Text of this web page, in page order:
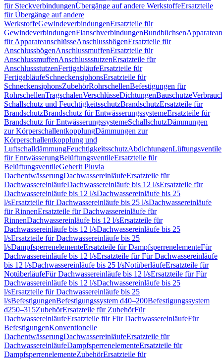
für SteckverbindungenÜbergänge auf andere WerkstoffeErsatzteile
für Übergänge auf andere
WerkstoffeGewindeverbindungenErsatzteile für
GewindeverbindungenFlanschverbindungenBundbüchsen
für ApparateanschlüsseAnschlussbögenErsatzteile für
AnschlussbögenAnschlussmuffenErsatzteile für
AnschlussmuffenAnschlussstutzenErsatzteile für
AnschlussstutzenFertigabläufeErsatzteile für
FertigabläufeSchneckensiphonsErsatzteile für
SchneckensiphonsZubehörRohrschellenBefestigungen für
RohrschellenTragschalenVerschlüsseDichtungenBauschutze
Schallschutz und FeuchtigkeitsschutzBrandschutzErsatzteile für
BrandschutzBrandschutz für EntwässerungssystemeErsatzteile für
Brandschutz für EntwässerungssystemeSchallschutzDämmungen
zur KörperschallentkopplungDämmungen zur
Körperschallentkopplung und
LuftschalldämmungFeuchtigkeitsschutzAbdichtungenLüftungsventile
für EntwässerungBelüftungsventileErsatzteile für
BelüftungsventileGeberit Pluvia
DachentwässerungDachwassereinläufeErsatzteile für
DachwassereinläufeDachwassereinläufe bis 12 l/sErsatzteile für
Dachwassereinläufe bis 12 l/sDachwassereinläufe bis 25
l/sErsatzteile für Dachwassereinläufe bis 25 l/sDachwassereinläufe
für RinnenErsatzteile für Dachwassereinläufe für
RinnenDachwassereinläufe bis 12 l/sErsatzteile für
Dachwassereinläufe bis 12 l/sDachwassereinläufe bis 25
l/sErsatzteile für Dachwassereinläufe bis 25
l/sDampfsperrenelementeErsatzteile für DampfsperrenelementeFür
Dachwassereinläufe bis 12 l/sErsatzteile für Für Dachwassereinläufe
bis 12 l/sDachwassereinläufe bis 25 l/sNotüberläufeErsatzteile für
NotüberläufeFür Dachwassereinläufe bis 12 l/sErsatzteile für Für
Dachwassereinläufe bis 12 l/sDachwassereinläufe bis 25
l/sErsatzteile für Dachwassereinläufe bis 25
l/sBefestigungenBefestigungssystem d40–200Befestigungssystem
d250–315ZubehörErsatzteile für ZubehörFür
DachwassereinläufeErsatzteile für Für DachwassereinläufeFür
BefestigungenKonventionelle
DachentwässerungDachwassereinläufeErsatzteile für
DachwassereinläufeDampfsperrenelementeErsatzteile für
DampfsperrenelementeZubehörErsatzteile für